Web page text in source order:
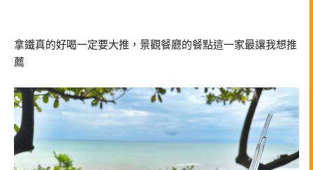
拿鐵真的好喝一定要大推，景觀餐廳的餐點這一家最讓我想推
薦